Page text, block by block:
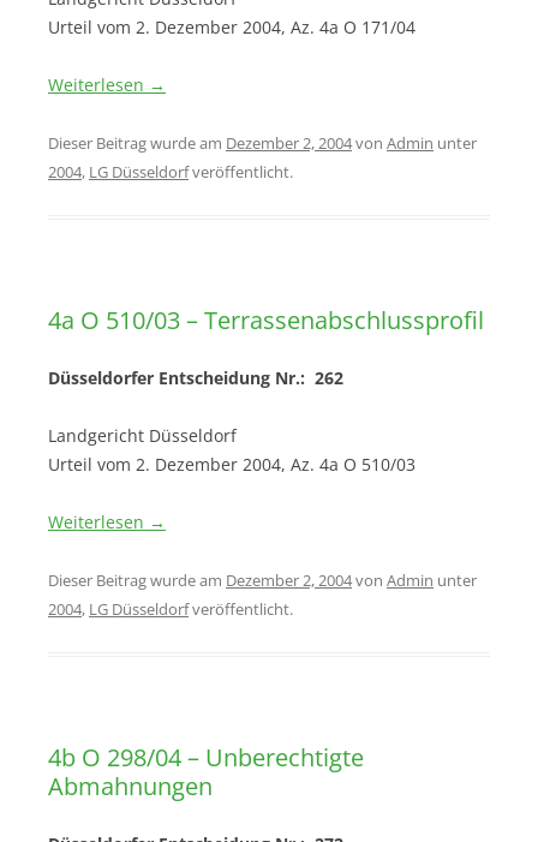
Urteil vom 2. Dezember 2004, Az. 4a O 171/04
Weiterlesen →
Dieser Beitrag wurde am Dezember 2, 2004von Admin unter
2004, LG Düsseldorfveröffentlicht.
4a O 510/03 – Terrassenabschlussprofil
Düsseldorfer Entscheidung Nr.: 262
Landgericht Düsseldorf
Urteil vom 2. Dezember 2004, Az. 4a O 510/03
Weiterlesen →
Dieser Beitrag wurde am Dezember 2, 2004von Admin unter
2004, LG Düsseldorfveröffentlicht.
4b O 298/04 – Unberechtigte
Abmahnungen